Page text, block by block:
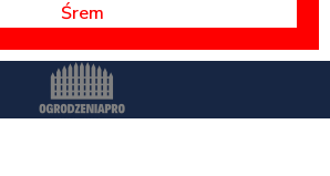
Śrem